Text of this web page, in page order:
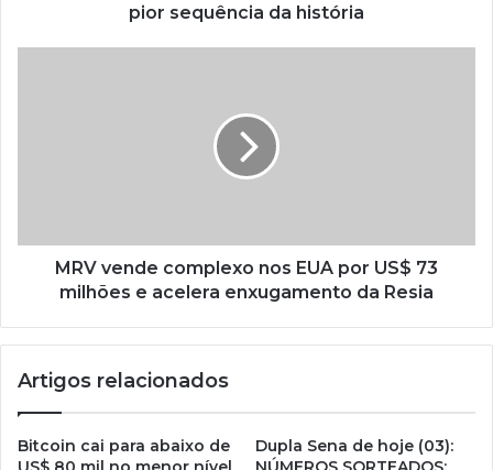
pior sequência da história
MRV vende complexo nos EUA por US$ 73
milhões e acelera enxugamento da Resia
Artigos relacionados
Bitcoin cai para abaixo de
Dupla Sena de hoje (03):